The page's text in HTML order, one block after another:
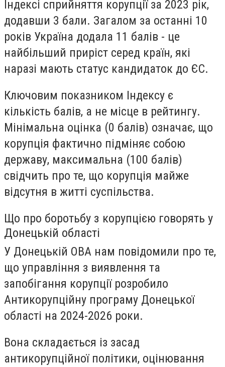
Індексі сприйняття корупції за 2023 рік,
додавши 3 бали. Загалом за останні 10
років Україна додала 11 балів - це
найбільший приріст серед країн, які
наразі мають статус кандидаток до ЄС.
Ключовим показником Індексу є
кількість балів, а не місце в рейтингу.
Мінімальна оцінка (0 балів) означає, що
корупція фактично підміняє собою
державу, максимальна (100 балів)
свідчить про те, що корупція майже
відсутня в житті суспільства.
Що про боротьбу з корупцією говорять у
Донецькій області
У Донецькій ОВА нам повідомили про те,
що управління з виявлення та
запобігання корупції розробило
Антикорупційну програму Донецької
області на 2024-2026 роки.
Вона складається із засад
антикорупційної політики, оцінювання